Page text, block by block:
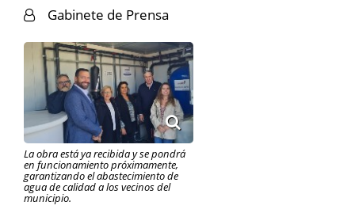
Gabinete de Prensa
La obra está ya recibida y se pondrá
en funcionamiento próximamente,
garantizando el abastecimiento de
agua de calidad a los vecinos del
municipio.